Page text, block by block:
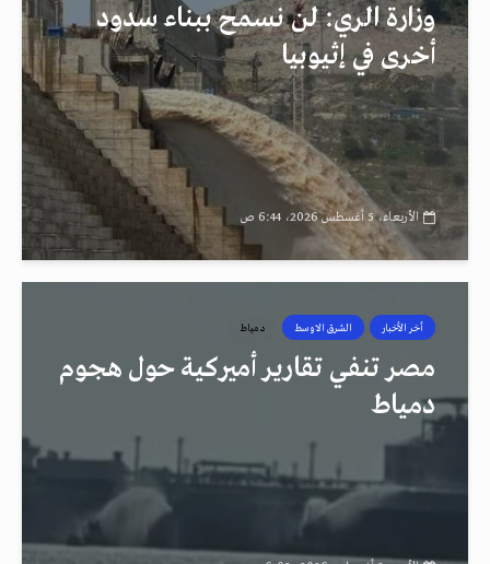
وزارة الري: لن نسمح ببناء سدود
أخرى في إثيوبيا
الأربعاء، 5 أغسطس 2026، 6:44 ص
أخر الأخبار الشرق الاوسط دمياط
مصر تنفي تقارير أميركية حول هجوم
دمياط